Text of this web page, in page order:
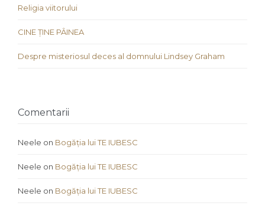
Religia viitorului
CINE ȚINE PÂINEA
Despre misteriosul deces al domnului Lindsey Graham
Comentarii
Neele on Bogăția lui TE IUBESC
Neele on Bogăția lui TE IUBESC
Neele on Bogăția lui TE IUBESC